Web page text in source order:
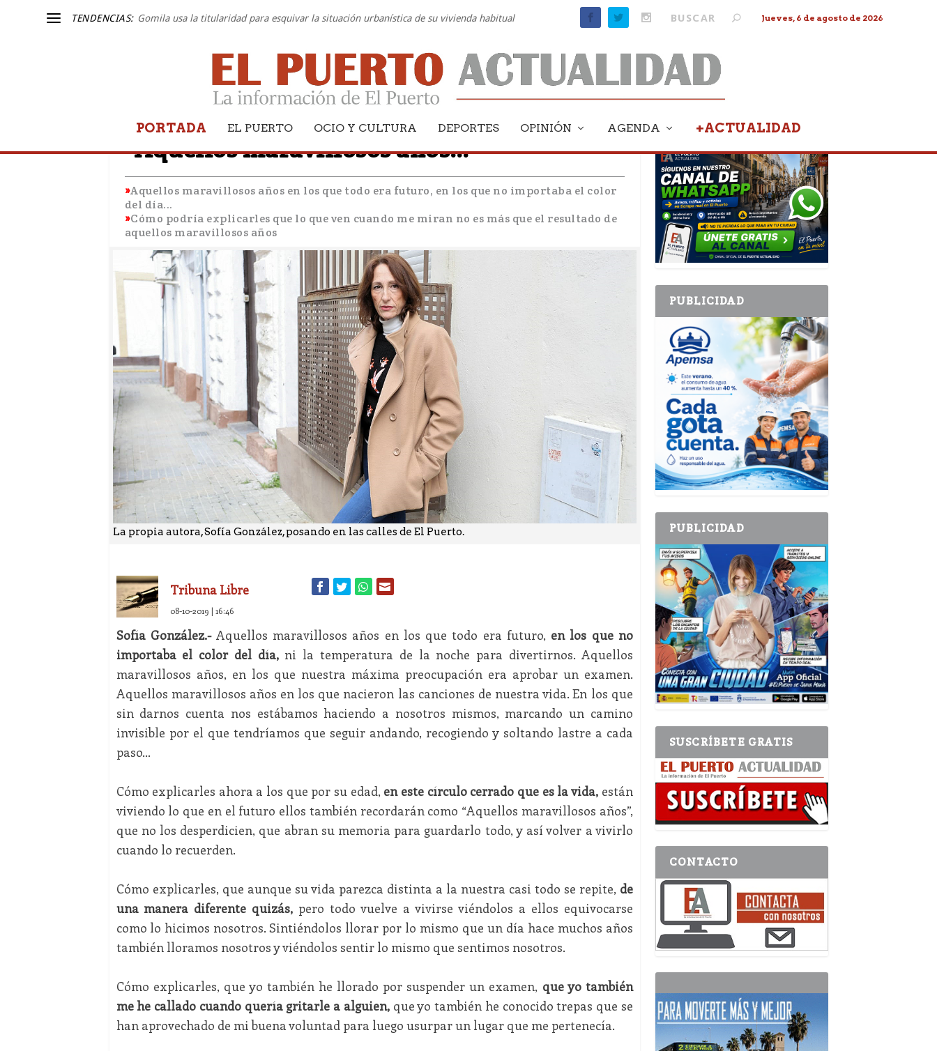
TENDENCIAS: Gomila usa la titularidad para esquivar la situación urbanística de su vivienda habitual Jueves, 6 de agosto de 2026
PORTADA EL PUERTO OCIO Y CULTURA DEPORTES OPINIÓN AGENDA +ACTUALIDAD
TRIBUNA LIBRE
“Aquellos maravillosos años…”
Aquellos maravillosos años en los que todo era futuro, en los que no importaba el color
del día...
Cómo podría explicarles que lo que ven cuando me miran no es más que el resultado de
aquellos maravillosos años
La propia autora, Sofía González, posando en las calles de El Puerto.
Tribuna Libre
08-10-2019 | 16:46
Sofía González.-Aquellos maravillosos años en los que todo era futuro, en los que no
importaba el color del día,ni la temperatura de la noche para divertirnos. Aquellos
maravillosos años, en los que nuestra máxima preocupación era aprobar un examen.
Aquellos maravillosos años en los que nacieron las canciones de nuestra vida. En los que
sin darnos cuenta nos estábamos haciendo a nosotros mismos, marcando un camino
invisible por el que tendríamos que seguir andando, recogiendo y soltando lastre a cada
paso…
Cómo explicarles ahora a los que por su edad, en este círculo cerrado que es la vida, están
viviendo lo que en el futuro ellos también recordarán como “Aquellos maravillosos años”,
que no los desperdicien, que abran su memoria para guardarlo todo, y así volver a vivirlo
cuando lo recuerden.
Cómo explicarles, que aunque su vida parezca distinta a la nuestra casi todo se repite, de
una manera diferente quizás, pero todo vuelve a vivirse viéndolos a ellos equivocarse
como lo hicimos nosotros. Sintiéndolos llorar por lo mismo que un día hace muchos años
también lloramos nosotros y viéndolos sentir lo mismo que sentimos nosotros.
Cómo explicarles, que yo también he llorado por suspender un examen, que yo también
me he callado cuando quería gritarle a alguien,que yo también he conocido trepas que se
han aprovechado de mi buena voluntad para luego usurpar un lugar que me pertenecía.
PUBLICIDAD
PUBLICIDAD
PUBLICIDAD
SUSCRÍBETE GRATIS
CONTACTO